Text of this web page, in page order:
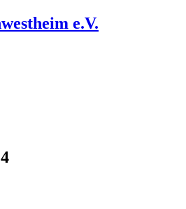
e.V.